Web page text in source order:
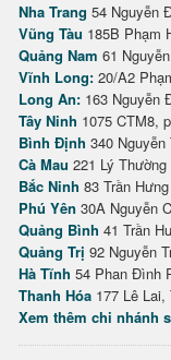
Nha Trang 54 Nguyễn
Vũng Tàu 185B Phạm
Quảng Nam 61
Vĩnh Long: 20/A2
Long An: 163 Nguyễn
Tây Ninh 1075 CTM8,
Bình Định 340
Cà Mau 221 Lý
Bắc Ninh 83 Trần
Phú Yên 30A Nguyễn
Quảng Bình 41 Trần
Quảng Trị 92 Nguyễn
Hà Tĩnh 54 Phan Đình
Thanh Hóa 177 Lê
Xem thêm chi nhánh